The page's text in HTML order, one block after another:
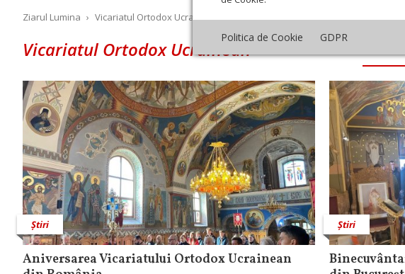
Politica de Cookie GDPR
Ziarul Lumina › Vicariatul Ortodox Ucrainean
Vicariatul Ortodox Ucrainean
Știri
Aniversarea Vicariatului Ortodox Ucrainean
Știri